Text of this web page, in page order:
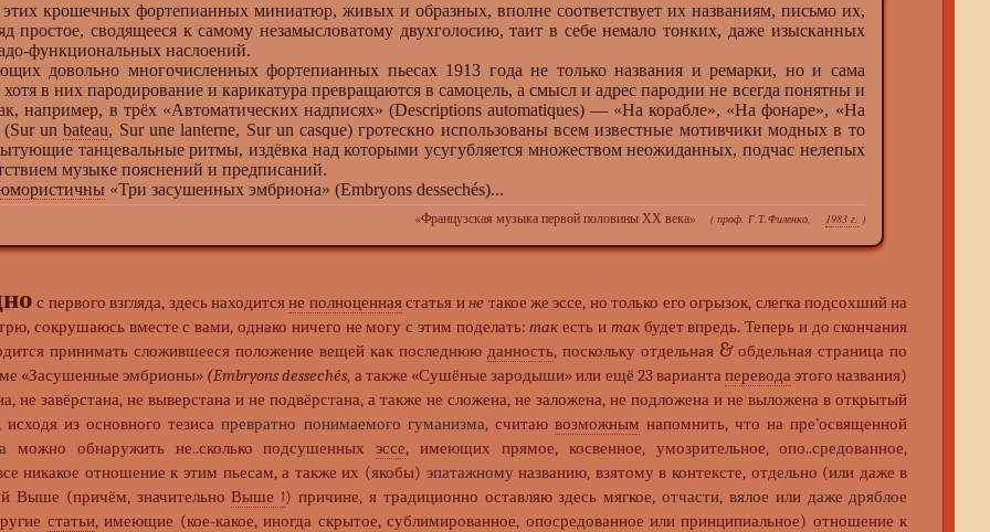
крошечных фортепианных миниатюр, живых и образных, вполне соответствует их названиям, письмо их,
простое, сводящееся к самому незамысловатому двухголосию, таит в себе немало тонких, даже изысканных
функциональных наслоений.
довольно многочисленных фортепианных пьесах 1913 года не только названия и ремарки, но и сама
хотя в них пародирование и карикатура превращаются в самоцель, а смысл и адрес пародии не всегда понятны и
например, в трёх «Автоматических надписях» (Descriptions automatiques) — «На корабле», «На фонаре», «На
(Sur unbateau, Sur une lanterne, Sur un casque)гротескно использованы всемизвестные мотивчики модных в то
танцевальные ритмы, издёвка над которыми усугубляется множеством неожиданных, подчас нелепых
музыке пояснений и предписаний.
«Три засушенных эмбриона» (Embryons dessechés)...
«Французская музыка первой половины ХХ века» ( проф. Г.Т.Филенко, 1983 г. )
с первого взгляда, здесь находитсяне полноценнаястатья ине такое же эссе, но только его огрызок, слегка подсохший на
сокрушаюсь вместе с вами, однако ничего не могу с этим поделать:так есть и такбудет впредь. Теперь и до скончания
принимать сложившееся положение вещей как последнююданность, поскольку отдельная &обдельная страница по
«Засушенные эмбрионы» (Embryons dessechés, а также «Сушёные зародыши» или ещё 23 вариантаперевода этого названия)
не завёрстана, не выверстана и не подвёрстана, а также не сложена, не заложена, не подложена и не выложена в открытый
из основного тезисапревратно понимаемого гуманизма, считаю возможным напомнить, что на пре’освященной
можно обнаружить не..сколько подсушенныхэссе, имеющих прямое, косвенное, умозрительное, опо..средованное,
никакое отношение к этим пьесам, а также их (якобы) эпатажному названию, взятому в контексте, отдельно (или даже в
Выше (причём, значительноВыше ↑) причине, я традиционно оставляю здесь мягкое,отчасти, вялое или даже дряблое
статьи, имеющие (кое-какое, иногда скрытое, сублимированное, опосредованное или принципиальное) отношение к